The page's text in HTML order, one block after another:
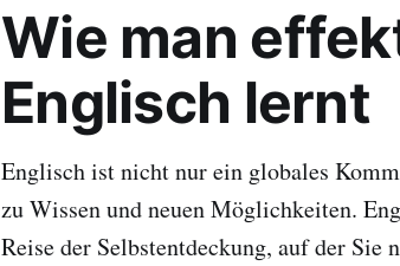
Wie man
Englisch lernt
Englisch ist nicht nur ein globales
zu Wissen und neuen Möglichkeiten.
Reise der Selbstentdeckung, auf der Sie